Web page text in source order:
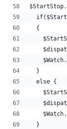
  {
  }
  else {
  }